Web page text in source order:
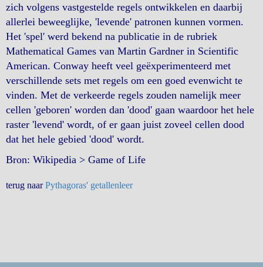
zich volgens vastgestelde regels ontwikkelen en daarbij
allerlei beweeglijke, 'levende' patronen kunnen vormen.
Het 'spel' werd bekend na publicatie in de rubriek
Mathematical Games van Martin Gardner in Scientific
American. Conway heeft veel geëxperimenteerd met
verschillende sets met regels om een goed evenwicht te
vinden. Met de verkeerde regels zouden namelijk meer
cellen 'geboren' worden dan 'dood' gaan waardoor het hele
raster 'levend' wordt, of er gaan juist zoveel cellen dood
dat het hele gebied 'dood' wordt.
Bron: Wikipedia > Game of Life
terug naarPythagoras' getallenleer